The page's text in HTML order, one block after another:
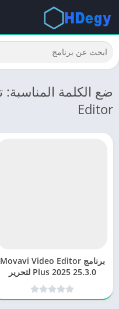
Editor
برنامج Movavi Video Editor
Plus 2025 25.3.0 لتحرير
الفيديوهات